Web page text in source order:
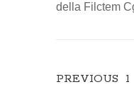
della Filctem
PREVIOUS 1